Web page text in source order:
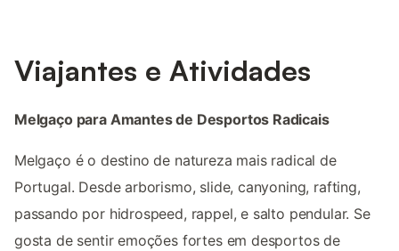
Viajantes e Atividades
Melgaço para Amantes de Desportos Radicais
Melgaço é o destino de natureza mais radical de
Portugal. Desde arborismo, slide, canyoning, rafting,
passando por hidrospeed, rappel, e salto pendular. Se
gosta de sentir emoções fortes em desportos de